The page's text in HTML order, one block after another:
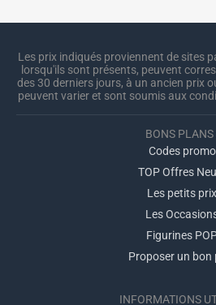
Les prix indiqués proviennent de sites
lorsqu'ils sont présents, peuvent
des 30 derniers jours, à un ancien prix
peuvent varier et sont soumis aux
BONS PLANS
Codes promo
TOP Offres
Les petits prix
Les
Figurines
Proposer un bon
INFORMATIONS